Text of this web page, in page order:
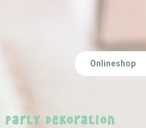
Onlineshop
party dekoration